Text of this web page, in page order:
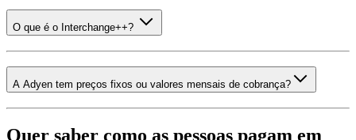
O que é o Interchange++?
A Adyen tem preços fixos ou valores mensais de cobrança?
Quer saber como as pessoas pagam em